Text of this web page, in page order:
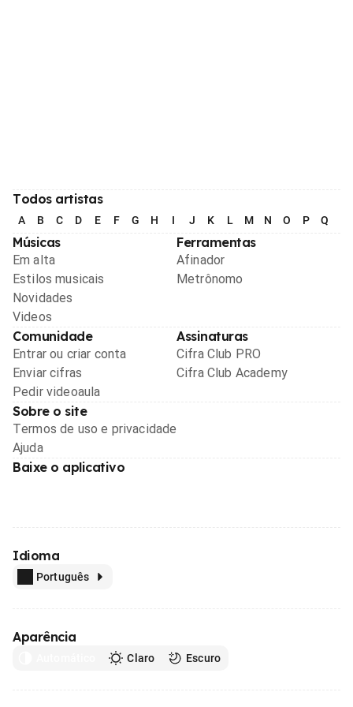
Todos artistas
A B C D E F G H I J K L M N O P Q
Músicas
Em alta
Estilos musicais
Novidades
Videos
Ferramentas
Afinador
Metrônomo
Comunidade
Entrar ou criar conta
Enviar cifras
Pedir videoaula
Assinaturas
Cifra Club PRO
Cifra Club Academy
Sobre o site
Termos de uso e privacidade
Ajuda
Baixe o aplicativo
Idioma
Português
Aparência
Claro Escuro